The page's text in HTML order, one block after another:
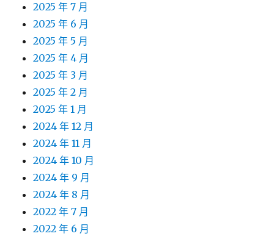
2025 年 7 月
2025 年 6 月
2025 年 5 月
2025 年 4 月
2025 年 3 月
2025 年 2 月
2025 年 1 月
2024 年 12 月
2024 年 11 月
2024 年 10 月
2024 年 9 月
2024 年 8 月
2022 年 7 月
2022 年 6 月